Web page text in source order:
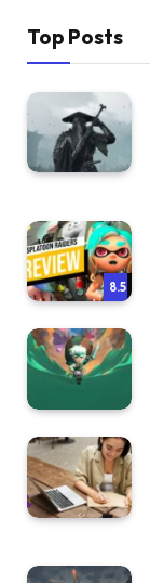
Top Posts
8.5